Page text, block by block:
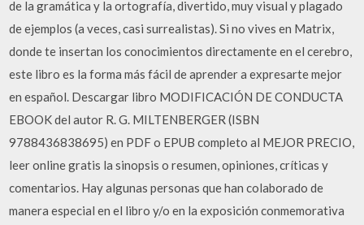
de la gramática y la ortografía, divertido, muy visual y plagado
de ejemplos (a veces, casi surrealistas). Si no vives en Matrix,
donde te insertan los conocimientos directamente en el cerebro,
este libro es la forma más fácil de aprender a expresarte mejor
en español. Descargar libro MODIFICACIÓN DE CONDUCTA
EBOOK del autor R. G. MILTENBERGER (ISBN
9788436838695) en PDF o EPUB completo al MEJOR PRECIO,
leer online gratis la sinopsis o resumen, opiniones, críticas y
comentarios. Hay algunas personas que han colaborado de
manera especial en el libro y/o en la exposición conmemorativa